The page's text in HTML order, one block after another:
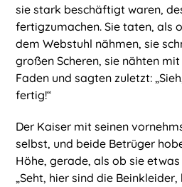
sie stark beschäftigt waren,
fertigzumachen. Sie taten, als
dem Webstuhl nähmen, sie
großen Scheren, sie nähten
Faden und sagten zuletzt:
fertig!“
Der Kaiser mit seinen
selbst, und beide Betrüger
Höhe, gerade, als ob sie
„Seht, hier sind die